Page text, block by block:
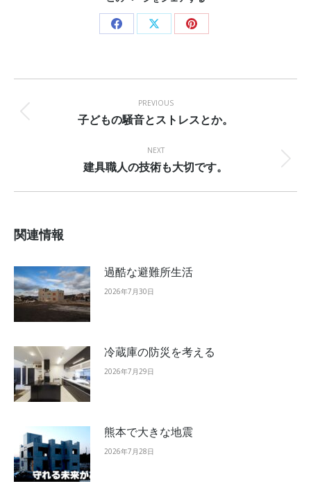
Share Share Share
navigation
PREVIOUS
Previous
子どもの騒音とストレスとか。
NEXT
Next
建具職人の技術も大切です。
関連情報
過酷な避難所生活
2026年7月30日
冷蔵庫の防災を考える
2026年7月29日
熊本で大きな地震
2026年7月28日